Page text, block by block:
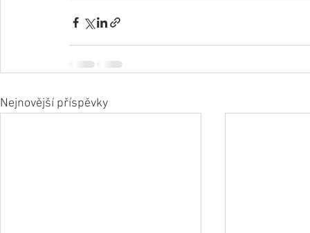
Nejnovější příspěvky